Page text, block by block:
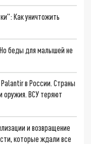
Как уничтожить
беды для малышей не
в России. Страны
оружия. ВСУ теряют
и возвращение
которые ждали все